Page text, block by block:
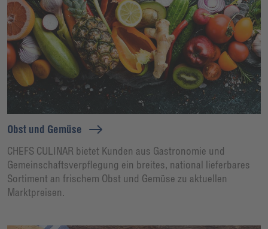
Obst und Gemüse
CHEFS CULINAR bietet Kunden aus Gastronomie und
Gemeinschaftsverpflegung ein breites, national lieferbares
Sortiment an frischem Obst und Gemüse zu aktuellen
Marktpreisen.